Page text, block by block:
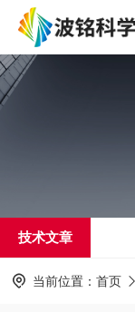
技术文章
当前位置： 首页